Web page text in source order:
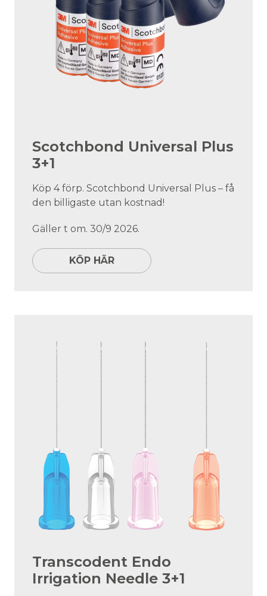
Scotchbond Universal Plus
3+1
Köp 4 förp. Scotchbond Universal Plus – få
den billigaste utan kostnad!
Gäller t om. 30/9 2026.
KÖP HÄR
Transcodent Endo
Irrigation Needle 3+1